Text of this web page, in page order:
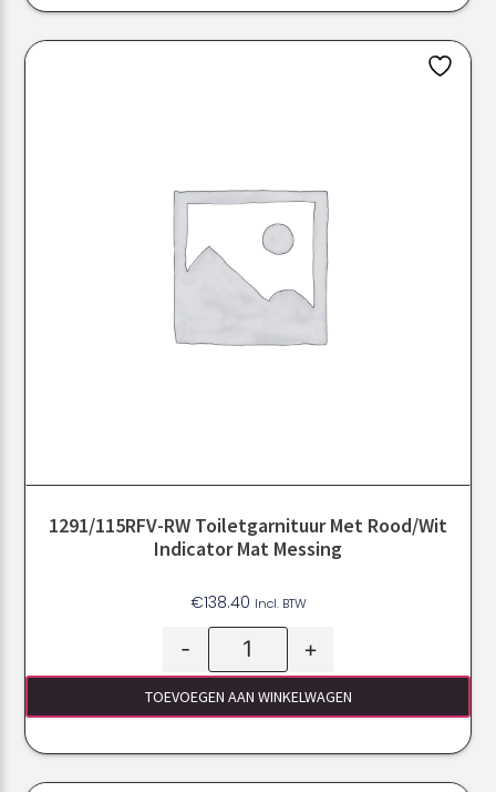
1291/115RFV-RW Toiletgarnituur Met Rood/wit
Indicator Mat Messing
€138.40 Incl. BTW
- +
TOEVOEGEN AAN WINKELWAGEN